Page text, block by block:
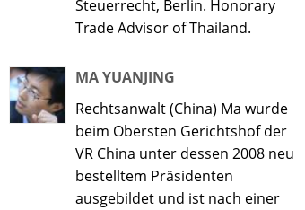
Steuerrecht, Berlin. Honorary
Trade Advisor of Thailand.
MA YUANJING
Rechtsanwalt (China) Ma wurde
beim Obersten Gerichtshof der
VR China unter dessen 2008 neu
bestelltem Präsidenten
ausgebildet und ist nach einer